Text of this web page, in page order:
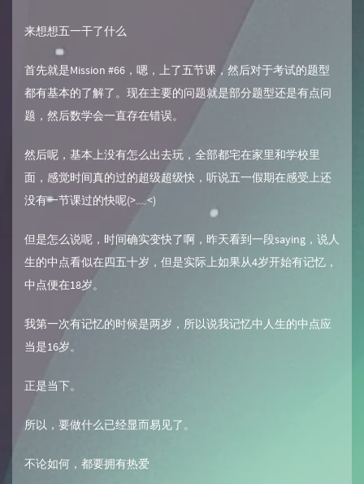
来想想五一干了什么
首先就是Mission #66，嗯，上了五节课，然后对于考试的题型
都有基本的了解了。现在主要的问题就是部分题型还是有点问
题，然后数学会一直存在错误。
然后呢，基本上没有怎么出去玩，全部都宅在家里和学校里
面，感觉时间真的过的超级超级快，听说五一假期在感受上还
没有一节课过的快呢(>﹏<)
但是怎么说呢，时间确实变快了啊，昨天看到一段saying，说人
生的中点看似在四五十岁，但是实际上如果从4岁开始有记忆，
中点便在18岁。
我第一次有记忆的时候是两岁，所以说我记忆中人生的中点应
当是16岁。
正是当下。
所以，要做什么已经显而易见了。
不论如何，都要拥有热爱